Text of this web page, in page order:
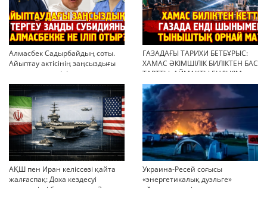
Алмасбек Садырбайдың соты.
Айыптау актісінің заңсыздығы
мен қолдан өсірілген
миллиондар
ГАЗАДАҒЫ ТАРИХИ БЕТБҰРЫС:
ХАМАС ӘКІМШІЛІК БИЛІКТЕН БАС
ТАРТТЫ. АЙМАҚТЫ ЕНДІ КІМ
БАСҚАРАДЫ?
АҚШ пен Иран келіссөзі қайта
жалғаспақ: Доха кездесуі
шиеленісті бәсеңдете ме?
Украина-Ресей соғысы
«энергетикалық дуэльге»
айналып кетті